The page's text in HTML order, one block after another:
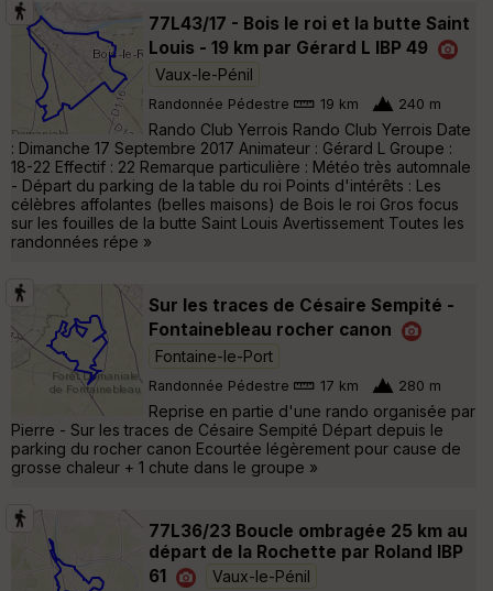
77L43/17 - Bois le roi et la butte Saint
Louis - 19 km par Gérard L IBP 49
Vaux-le-Pénil
Randonnée Pédestre 19 km 240 m
Rando Club Yerrois Rando Club Yerrois Date
: Dimanche 17 Septembre 2017 Animateur : Gérard L Groupe :
18-22 Effectif : 22 Remarque particulière : Météo très automnale
- Départ du parking de la table du roi Points d'intérêts : Les
célèbres affolantes (belles maisons) de Bois le roi Gros focus
sur les fouilles de la butte Saint Louis Avertissement Toutes les
randonnées répe »
Sur les traces de Césaire Sempité -
Fontainebleau rocher canon
Fontaine-le-Port
Randonnée Pédestre 17 km 280 m
Reprise en partie d'une rando organisée par
Pierre - Sur les traces de Césaire Sempité Départ depuis le
parking du rocher canon Ecourtée légèrement pour cause de
grosse chaleur + 1 chute dans le groupe »
77L36/23 Boucle ombragée 25 km au
départ de la Rochette par Roland IBP
61
Vaux-le-Pénil